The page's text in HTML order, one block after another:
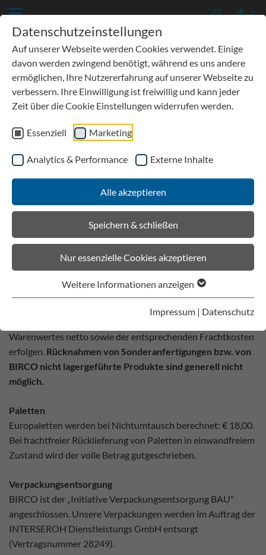
Datenschutzeinstellungen
Auf unserer Webseite werden Cookies verwendet. Einige
davon werden zwingend benötigt, während es uns andere
ermöglichen, Ihre Nutzererfahrung auf unserer Webseite zu
verbessern. Ihre Einwilligung ist freiwillig und kann jeder
Zeit über die Cookie Einstellungen widerrufen werden.
Essenziell Marketing
Analytics & Performance Externe Inhalte
Alle akzeptieren
Speichern & schließen
Nur essenzielle Cookies akzeptieren
Weitere Informationen anzeigen
Impressum | Datenschutz
Lieferbedingungen
Preise
Sämtliche Preise verstehen sich zuzüglich der gesetzlichen
Umsatzsteuer.
Baustoffhandel bzw. € 3.000,00 zur Baustelle erfolgt eine
frachtfreie Lieferung (nicht abgeladen). Liegt der Warenwert
unter den o.g. Grenzen werden zusätzlich € 300,00 pauschal
für Frachtkosten berechnet. Für Lieferungen per Frachtpaket
(max. 30 kg) beträgt die Porto- und Verpackungspauschale €
Rücknahmen
Rücknahmen können nur für wiederverkaufsfähige Ware
Warenwertes netto sowie der entsprechenden Frachtkosten
erfolgen. Rücknahmen von Sonderanfertigungen bzw. von
BIRCO nicht lagergeführte Produkte sind generell nicht
möglich.
Paletten
Europaletten werden bei Nichtumtausch berechnet: € 18,00.
Bei frachtfreier Rücklieferung von Paletten in einwandfreiem
Zustand wird der volle Betrag gutgeschrieben.
Verpackungsentsorgung
BIRCO ist der „Initiative Verpackungsentsorgung BAU"
angeschlossen. Unsere Verpackungen werden im Auftrag der
INTERSEROH Dienstleistungs GmbH entsorgt
(Vertragsnummer 28249).